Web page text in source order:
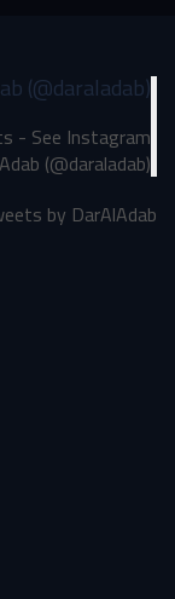
(@daraladab)
- See Instagram
(@daraladab)
by DarAlAdab